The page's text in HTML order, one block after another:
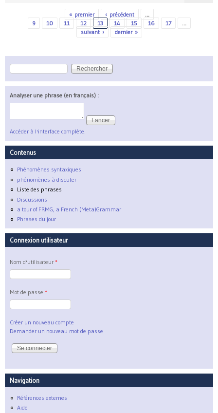
« premier ‹ précédent
…
9
10 11 12 13 14 15 16 17
…
suivant ›
dernier »
Formulaire de recherche
Rechercher
Analyser une phrase (en français) :
Accéder à l'interface complète.
Contenus
Phénomènes syntaxiques
phénomènes à discuter
Liste des phrases
Discussions
a tour of FRMG, a French (Meta)Grammar
Phrases du jour
Connexion utilisateur
Nom d'utilisateur *
Mot de passe *
Créer un nouveau compte
Demander un nouveau mot de passe
Navigation
Références externes
Aide